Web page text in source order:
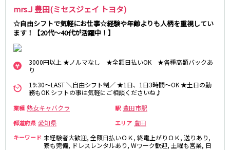
mrs.J 豊田(ミセスジェイ トヨタ)
☆自由シフトで気軽にお仕事☆経験や年齢よりも人柄を重視してい
ます！【20代～40代が活躍中！】
3000円以上 ★ノルマなし ★全額日払いOK ★各種高額バックあ
り
19:30～LAST ＼自由シフト制／ ★1日、1日3時間～OK ★土日の勤
務もOK シフトの事は気軽にご相談くださいね♪
業種 熟女キャバクラ 駅 豊田市駅
都道府県 愛知県 エリア 豊田
キーワード 未経験者大歓迎, 全額日払いＯＫ, 終電上がりＯＫ, 送りあり,
寮も完備, ドレスレンタルあり, Wワーク歓迎, 土曜も営業, 日